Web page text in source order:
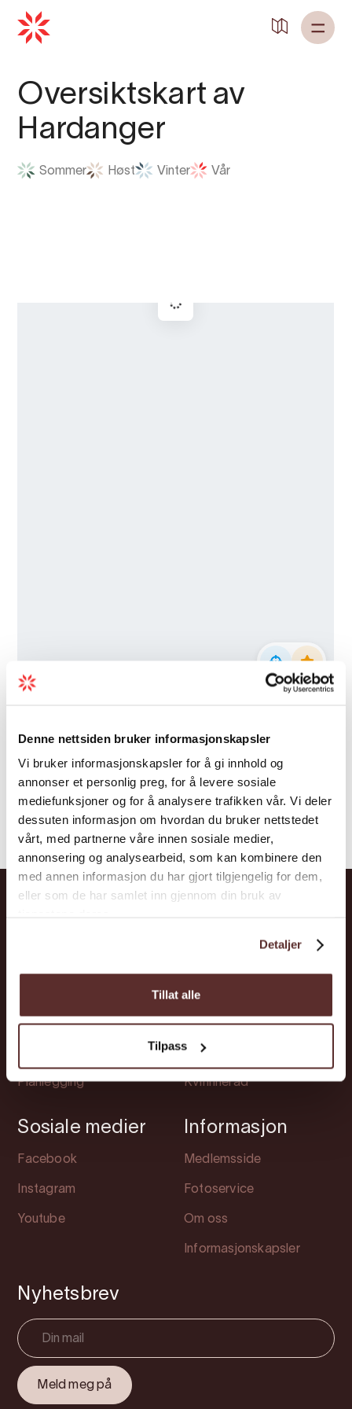
Denne nettsiden bruker informasjonskapsler
Vi bruker informasjonskapsler for å gi innhold og
annonser et personlig preg, for å levere sosiale
mediefunksjoner og for å analysere trafikken vår. Vi deler
dessuten informasjon om hvordan du bruker nettstedet
vårt, med partnerne våre innen sosiale medier,
annonsering og analysearbeid, som kan kombinere den
med annen informasjon du har gjort tilgjengelig for dem,
eller som de har samlet inn gjennom din bruk av
Detaljer
Tillat alle
Tilpass
Oversiktskart av
Hardanger
Sommer Høst Vinter Vår
Kva skjer?
Planlegging
Ulvik
Eidfjord
Kvam
Kvinnherad
Sosiale medier
Facebook
Instagram
Youtube
Informasjon
Medlemsside
Fotoservice
Om oss
Informasjonskapsler
Nyhetsbrev